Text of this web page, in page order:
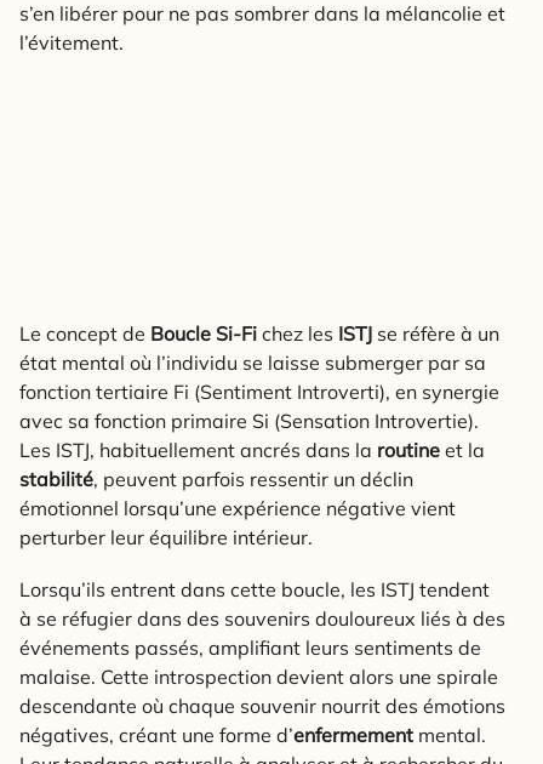
s’en libérer pour ne pas sombrer dans la mélancolie et
l’évitement.
Le concept de Boucle Si-Fi chez les ISTJ se réfère à un
état mental où l’individu se laisse submerger par sa
fonction tertiaire Fi (Sentiment Introverti), en synergie
avec sa fonction primaire Si (Sensation Introvertie).
Les ISTJ, habituellement ancrés dans la routine et la
stabilité, peuvent parfois ressentir un déclin
émotionnel lorsqu’une expérience négative vient
perturber leur équilibre intérieur.
Lorsqu’ils entrent dans cette boucle, les ISTJ tendent
à se réfugier dans des souvenirs douloureux liés à des
événements passés, amplifiant leurs sentiments de
malaise. Cette introspection devient alors une spirale
descendante où chaque souvenir nourrit des émotions
négatives, créant une forme d’enfermement mental.